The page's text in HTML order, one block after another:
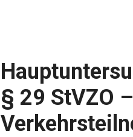
§ 29 StVZO